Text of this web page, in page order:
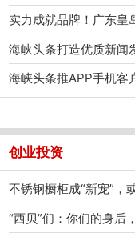
实力成就品牌！广东皇
海峡头条打造优质新闻
海峡头条推APP手机客
创业投资
不锈钢橱柜成“新宠”，
“西贝”们：你们的身后